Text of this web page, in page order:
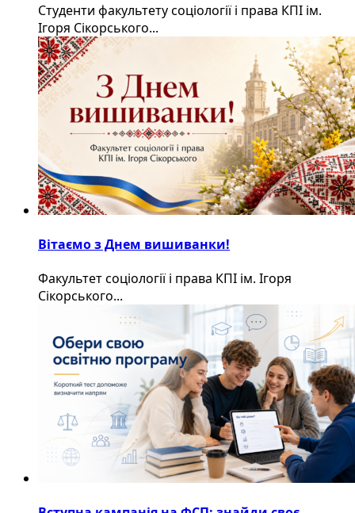
Студенти факультету соціології і права КПІ ім.
Ігоря Сікорського...
Вітаємо з Днем вишиванки!
Факультет соціології і права КПІ ім. Ігоря
Сікорського...